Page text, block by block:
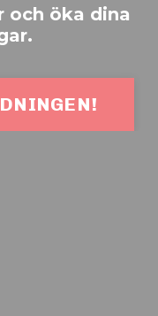
och öka dina